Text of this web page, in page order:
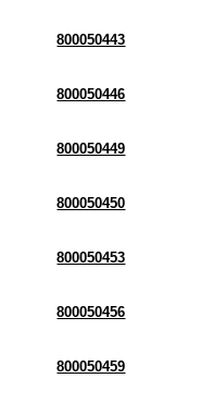
800050443
800050446
800050449
800050450
800050453
800050456
800050459